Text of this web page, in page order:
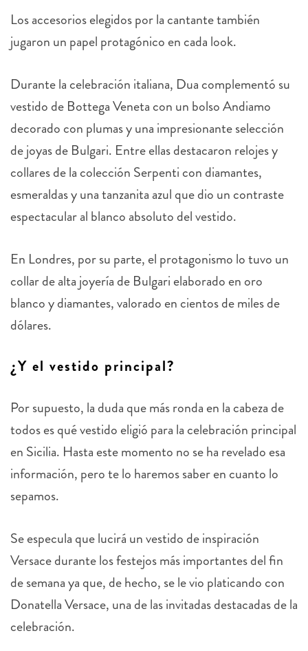
Los accesorios elegidos por la cantante también
jugaron un papel protagónico en cada look.
Durante la celebración italiana, Dua complementó su
vestido de Bottega Veneta con un bolso Andiamo
decorado con plumas y una impresionante selección
de joyas de Bulgari. Entre ellas destacaron relojes y
collares de la colección Serpenti con diamantes,
esmeraldas y una tanzanita azul que dio un contraste
espectacular al blanco absoluto del vestido.
En Londres, por su parte, el protagonismo lo tuvo un
collar de alta joyería de Bulgari elaborado en oro
blanco y diamantes, valorado en cientos de miles de
dólares.
¿Y el vestido principal?
Por supuesto, la duda que más ronda en la cabeza de
todos es qué vestido eligió para la celebración principal
en Sicilia. Hasta este momento no se ha revelado esa
información, pero te lo haremos saber en cuanto lo
sepamos.
Se especula que lucirá un vestido de inspiración
Versace durante los festejos más importantes del fin
de semana ya que, de hecho, se le vio platicando con
Donatella Versace, una de las invitadas destacadas de la
celebración.